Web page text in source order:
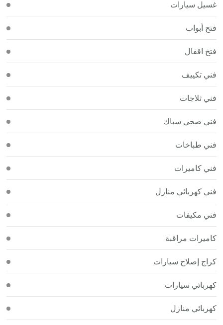
غسيل سيارات
فتح أبواب
فتخ اقفال
فني تكييف
فني ثلاجات
فني صحي سباك
فني طباخات
فني كاميرات
فني كهربائي منازل
فني مكيفات
كاميرات مراقبة
كراج إصلاح سيارات
كهربائي سيارات
كهربائي منازل